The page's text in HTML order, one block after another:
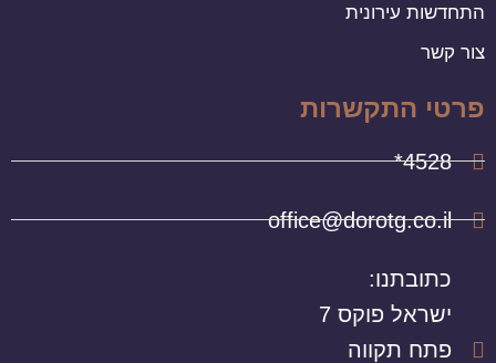
התחדשות עירונית
צור קשר
פרטי התקשרות
4528*
office@dorotg.co.il
כתובתנו:
ישראל פוקס 7
פתח תקווה